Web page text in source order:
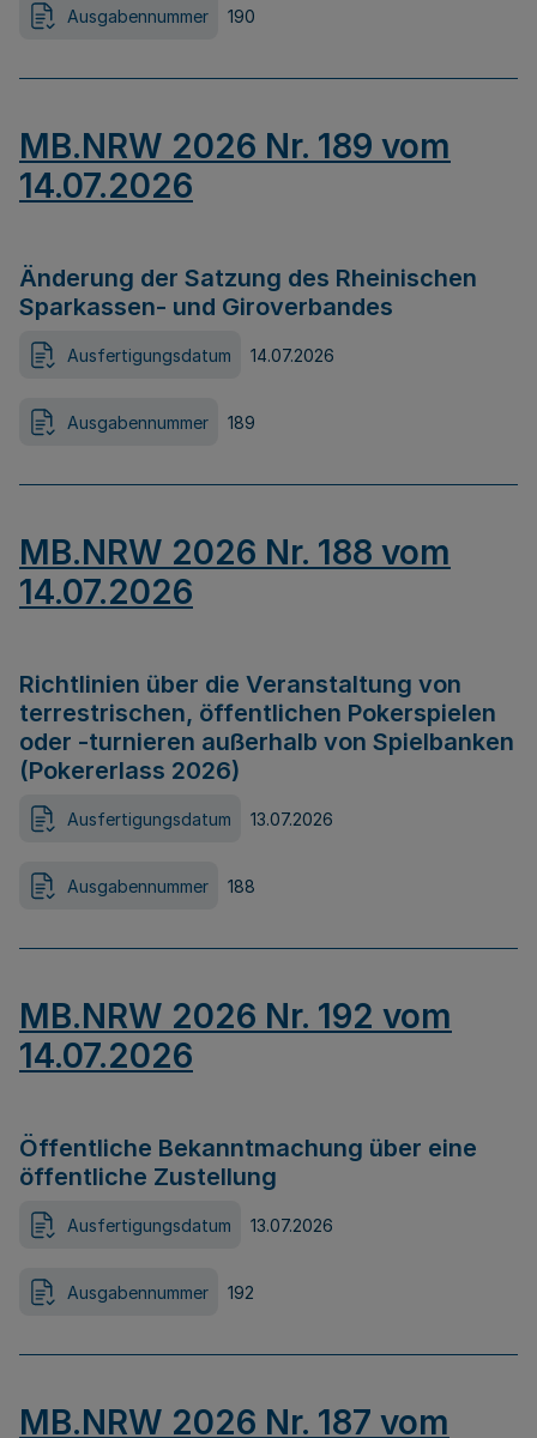
Ausgabennummer 190
MB.NRW 2026 Nr. 189 vom
14.07.2026
Änderung der Satzung des Rheinischen
Sparkassen- und Giroverbandes
Ausfertigungsdatum 14.07.2026
Ausgabennummer 189
MB.NRW 2026 Nr. 188 vom
14.07.2026
Richtlinien über die Veranstaltung von
terrestrischen, öffentlichen Pokerspielen
oder -turnieren außerhalb von Spielbanken
(Pokererlass 2026)
Ausfertigungsdatum 13.07.2026
Ausgabennummer 188
MB.NRW 2026 Nr. 192 vom
14.07.2026
Öffentliche Bekanntmachung über eine
öffentliche Zustellung
Ausfertigungsdatum 13.07.2026
Ausgabennummer 192
MB.NRW 2026 Nr. 187 vom